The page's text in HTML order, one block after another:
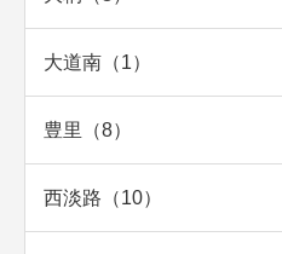
大道南（1）
豊里（8）
西淡路（10）